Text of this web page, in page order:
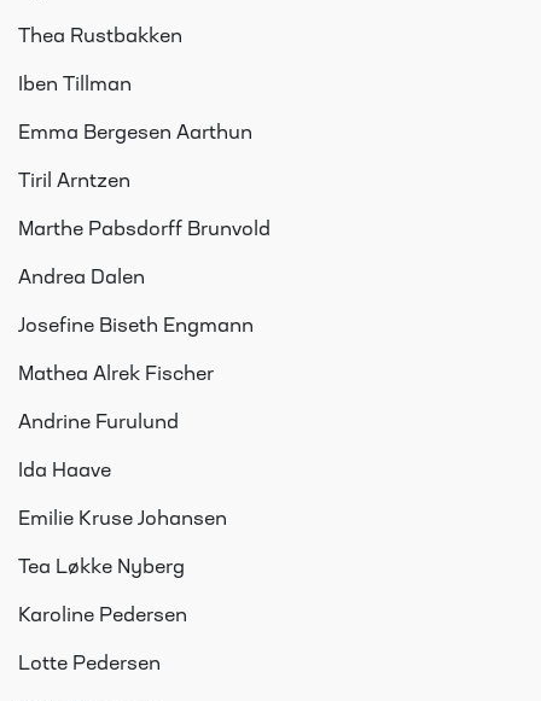
Thea Rustbakken
Iben Tillman
Emma Bergesen Aarthun
Tiril Arntzen
Marthe Pabsdorff Brunvold
Andrea Dalen
Josefine Biseth Engmann
Mathea Alrek Fischer
Andrine Furulund
Ida Haave
Emilie Kruse Johansen
Tea Løkke Nyberg
Karoline Pedersen
Lotte Pedersen